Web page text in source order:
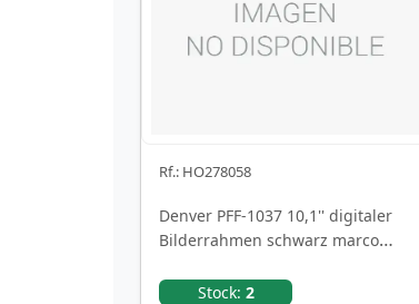
Rf.: HO278058
Denver PFF-1037 10,1'' digitaler
Bilderrahmen schwarz marco
Stock: 2